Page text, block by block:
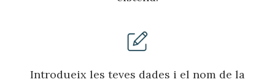
Introdueix les teves dades i el nom de la